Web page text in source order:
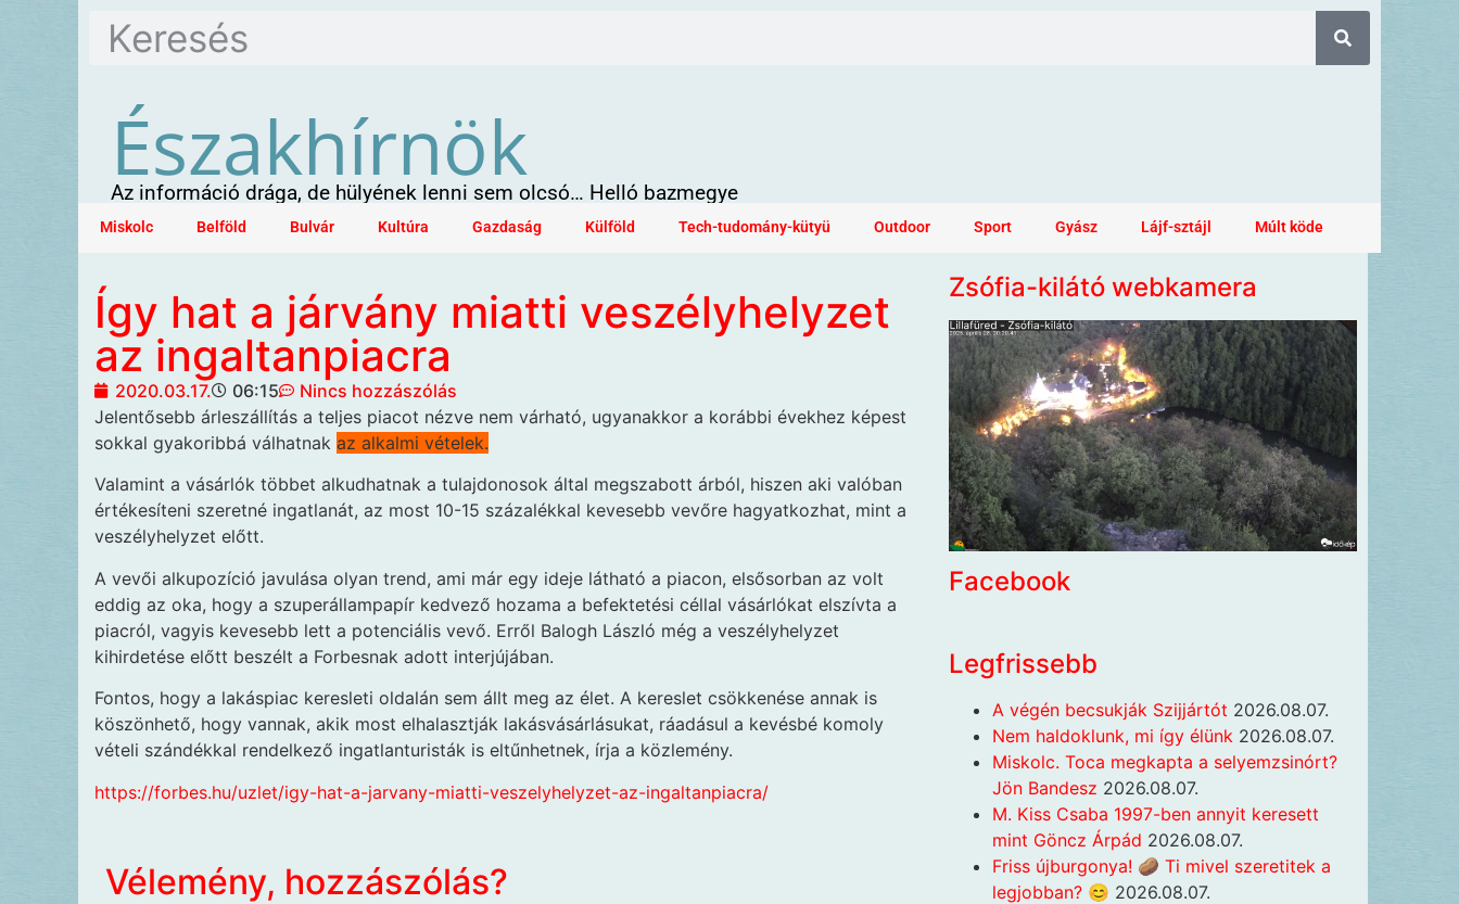
Északhírnök
Az információ drága, de hülyének lenni sem olcsó… Helló bazmegye
Miskolc Belföld Bulvár Kultúra Gazdaság Külföld Tech-tudomány-kütyü Outdoor Sport Gyász Lájf-sztájl Múlt köde
Így hat a járvány miatti veszélyhelyzet
az ingaltanpiacra
2020.03.17. 06:15
Nincs hozzászólás
Jelentősebb árleszállítás a teljes piacot nézve nem várható, ugyanakkor a korábbi évekhez képest
sokkal gyakoribbá válhatnak az alkalmi vételek.
Valamint a vásárlók többet alkudhatnak a tulajdonosok által megszabott árból, hiszen aki valóban
értékesíteni szeretné ingatlanát, az most 10-15 százalékkal kevesebb vevőre hagyatkozhat, mint a
veszélyhelyzet előtt.
A vevői alkupozíció javulása olyan trend, ami már egy ideje látható a piacon, elsősorban az volt
eddig az oka, hogy a szuperállampapír kedvező hozama a befektetési céllal vásárlókat elszívta a
piacról, vagyis kevesebb lett a potenciális vevő. Erről Balogh László még a veszélyhelyzet
kihirdetése előtt beszélt a Forbesnak adott interjújában.
Fontos, hogy a lakáspiac keresleti oldalán sem állt meg az élet. A kereslet csökkenése annak is
köszönhető, hogy vannak, akik most elhalasztják lakásvásárlásukat, ráadásul a kevésbé komoly
vételi szándékkal rendelkező ingatlanturisták is eltűnhetnek, írja a közlemény.
https://forbes.hu/uzlet/igy-hat-a-jarvany-miatti-veszelyhelyzet-az-ingaltanpiacra/
Vélemény, hozzászólás?
Zsófia-kilátó webkamera
Facebook
Legfrissebb
A végén becsukják Szijjártót 2026.08.07.
Nem haldoklunk, mi így élünk 2026.08.07.
Miskolc. Toca megkapta a selyemzsinórt?
Jön Bandesz 2026.08.07.
M. Kiss Csaba 1997-ben annyit keresett
mint Göncz Árpád 2026.08.07.
Friss újburgonya! 🥔 Ti mivel szeretitek a
legjobban? 😊 2026.08.07.